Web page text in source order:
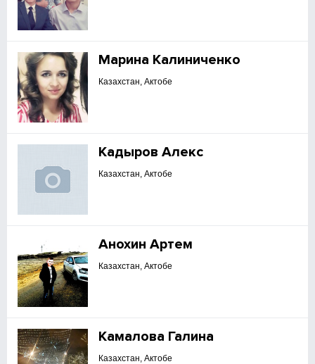
Марина Калиниченко
Казахстан, Актобе
Кадыров Алекс
Казахстан, Актобе
Анохин Артем
Казахстан, Актобе
Камалова Галина
Казахстан, Актобе